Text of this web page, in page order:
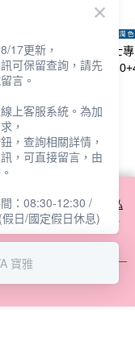
研淡
DR.MAY美博士
色防曬乳
方式之詳情，及若您不希
定，請參閱本網站「
隱私
同意本公司得按本網站使
17更新，
可保留查詢，請先
言。
上客服系統。為加
，
，查詢相關詳情，
，可直接留言，由
：08:30-12:30 /
日/國定假日休息)
寶雅